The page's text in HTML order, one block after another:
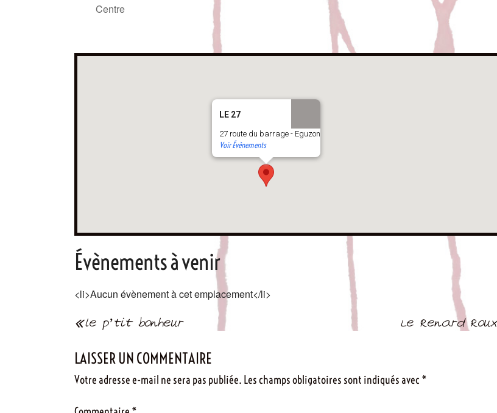
Centre
LE 27
27 route du barrage - Eguzon
Voir Évènements
Évènements à venir
<li>Aucun évènement à cet emplacement</li>
Navigation
l’article
le p’tit bonheur Le Renard Roux
LAISSER UN COMMENTAIRE
Votre adresse e-mail ne sera pas publiée. Les champs obligatoires sont indiqués avec *